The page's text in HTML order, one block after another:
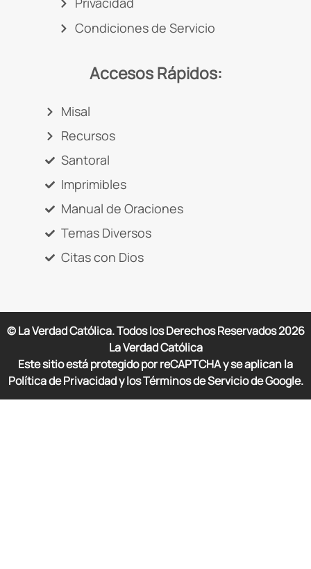
Condiciones de Servicio
Accesos Rápidos:
Misal
Recursos
Santoral
Imprimibles
Manual de Oraciones
Temas Diversos
Citas con Dios
© La Verdad Católica. Todos los Derechos Reservados2026
La Verdad Católica
Este sitio está protegido por reCAPTCHA y se aplican la
Política de Privacidad y los Términos de Servicio de Google.